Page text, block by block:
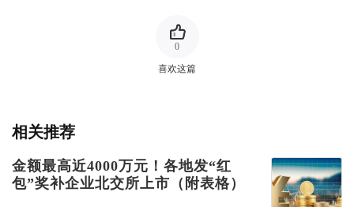
喜欢这篇
0
相关推荐
金额最高近4000万元！各地发“红
包”奖补企业北交所上市（附表格）